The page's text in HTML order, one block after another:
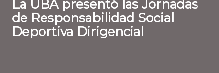
La UBA presentó las Jornadas
de Responsabilidad Social
Deportiva Dirigencial